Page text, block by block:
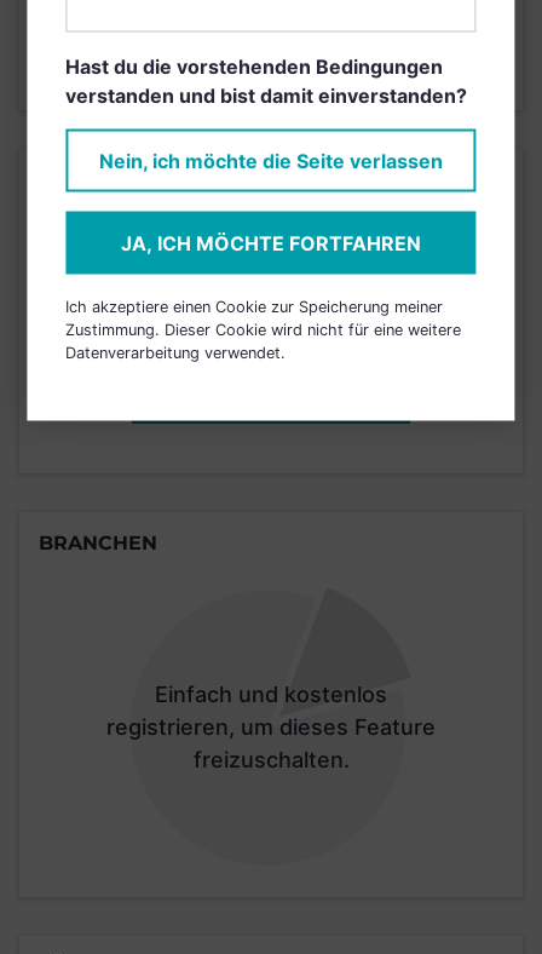
Stand 13.09.2019
Einfach und kostenlos
freizuschalten.
BRANCHEN
Einfach und kostenlos
registrieren, um dieses Feature
freizuschalten.
Hast du die vorstehenden Bedingungen
verstanden und bist damit einverstanden?
Nein, ich möchte die Seite verlassen
JA, ICH MÖCHTE FORTFAHREN
Ich akzeptiere einen Cookie zur Speicherung meiner
Zustimmung. Dieser Cookie wird nicht für eine weitere
Datenverarbeitung verwendet.